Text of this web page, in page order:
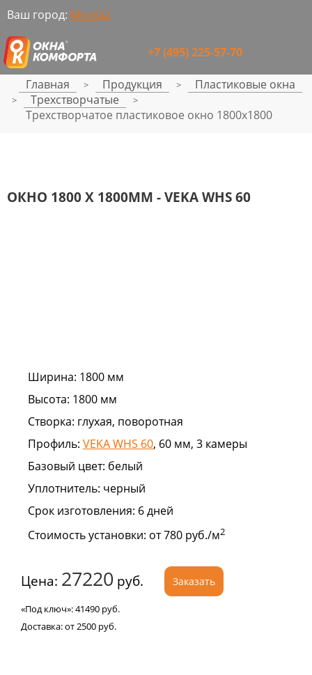
Ваш город: Москва
+7 (495) 225-57-70
Главная > Продукция > Пластиковые окна
> Трехстворчатые >
Трехстворчатое пластиковое окно 1800x1800
ОКНО 1800 Х 1800ММ - VEKA WHS 60
Ширина: 1800 мм
Высота: 1800 мм
Створка: глухая, поворотная
Профиль: VEKA WHS 60, 60 мм, 3 камеры
Базовый цвет: белый
Уплотнитель: черный
Срок изготовления: 6 дней
Стоимость установки: от 780 руб./м2
Цена: 27220 руб.
«Под ключ»:41490 руб.
Доставка:от 2500 руб.
Заказать